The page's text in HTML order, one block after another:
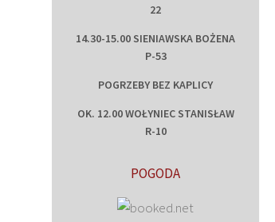
22
14.30-15.00 SIENIAWSKA BOŻENA
P-53
POGRZEBY BEZ KAPLICY
OK. 12.00 WOŁYNIEC STANISŁAW
R-10
POGODA